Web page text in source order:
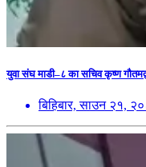
युवा संघ माडी–८ का सचिव कृष्ण
बिहिबार, साउन २१,